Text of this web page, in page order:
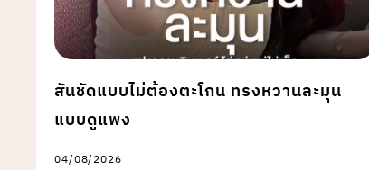
สันชัดแบบไม่ต้องตะโกน ทรงหวานละมุน
แบบดูแพง
04/08/2026